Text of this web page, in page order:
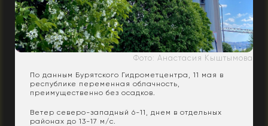
Фото: Анастасия Кыштымова
По данным Бурятского Гидрометцентра, 11 мая в
республике переменная облачность,
преимущественно без осадков.
Ветер северо-западный 6-11, днем в отдельных
районах до 13-17 м/с.